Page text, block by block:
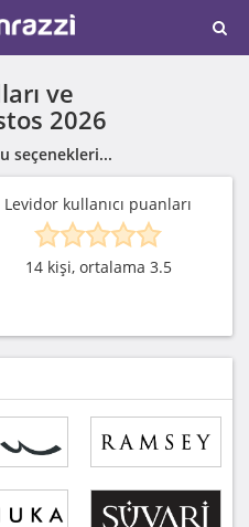
ve
2026
seçenekleri...
Levidor kullanıcı puanları
14 kişi, ortalama 3.5